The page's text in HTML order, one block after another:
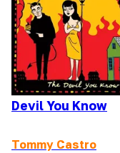
Devil You Know
Tommy Castro